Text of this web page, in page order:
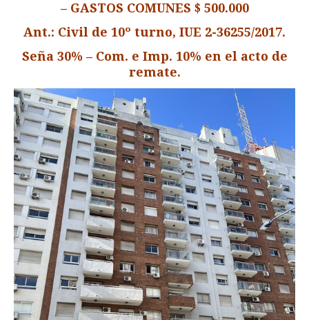
– GASTOS COMUNES $ 500.000
Ant.: Civil de 10º turno, IUE 2-36255/2017.
Seña 30% – Com. e Imp. 10% en el acto de
remate.